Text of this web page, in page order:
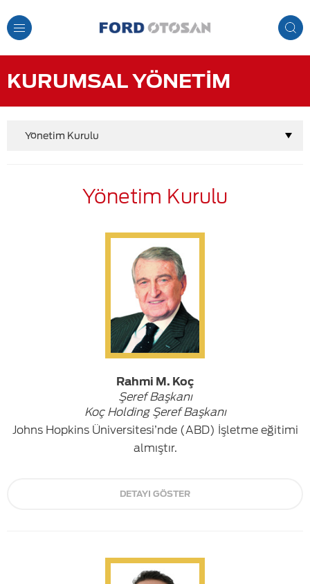
Toggle
Navigation
KURUMSAL YÖNETİM
Yönetim Kurulu
Yönetim Kurulu
Rahmi M. Koç
Şeref Başkanı
Koç Holding Şeref Başkanı
Johns Hopkins Üniversitesi’nde (ABD) İşletme eğitimi
almıştır.
DETAYI GÖSTER